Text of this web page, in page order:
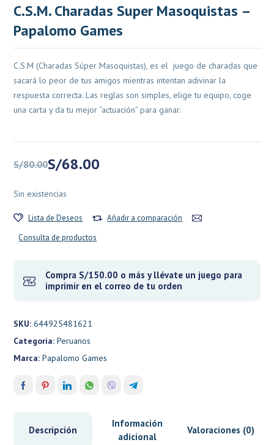
C.S.M. Charadas Super Masoquistas –
Papalomo Games
C.S.M (Charadas Súper Masoquistas), es el juego de charadas que
sacará lo peor de tus amigos mientras intentan adivinar la
respuesta correcta. Las reglas son simples, elige tu equipo, coge
una carta y da tu mejor “actuación” para ganar.
S/80.00
El
original
S/80.00.
S/68.00
El
actual
S/68.00.
Sin existencias
Lista de Deseos
Añadir a comparación
Consulta de productos
Compra S/150.00 o más y llévate un juego para
imprimir en el correo de tu orden
SKU:644925481621
Categoría:Peruanos
Marca:Papalomo Games
Descripción
Información
adicional
Valoraciones (0)